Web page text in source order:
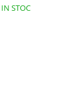
IN STOC